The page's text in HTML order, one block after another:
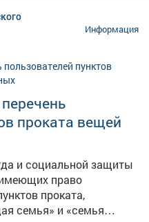
только и остаётся,
как горячие пирожки.
Информация
проката вещей
и социальной защиты
право
проката,
семья» и «семья